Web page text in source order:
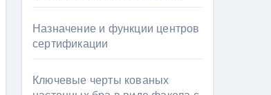
Назначение и функции центров
сертификации
Ключевые черты кованых